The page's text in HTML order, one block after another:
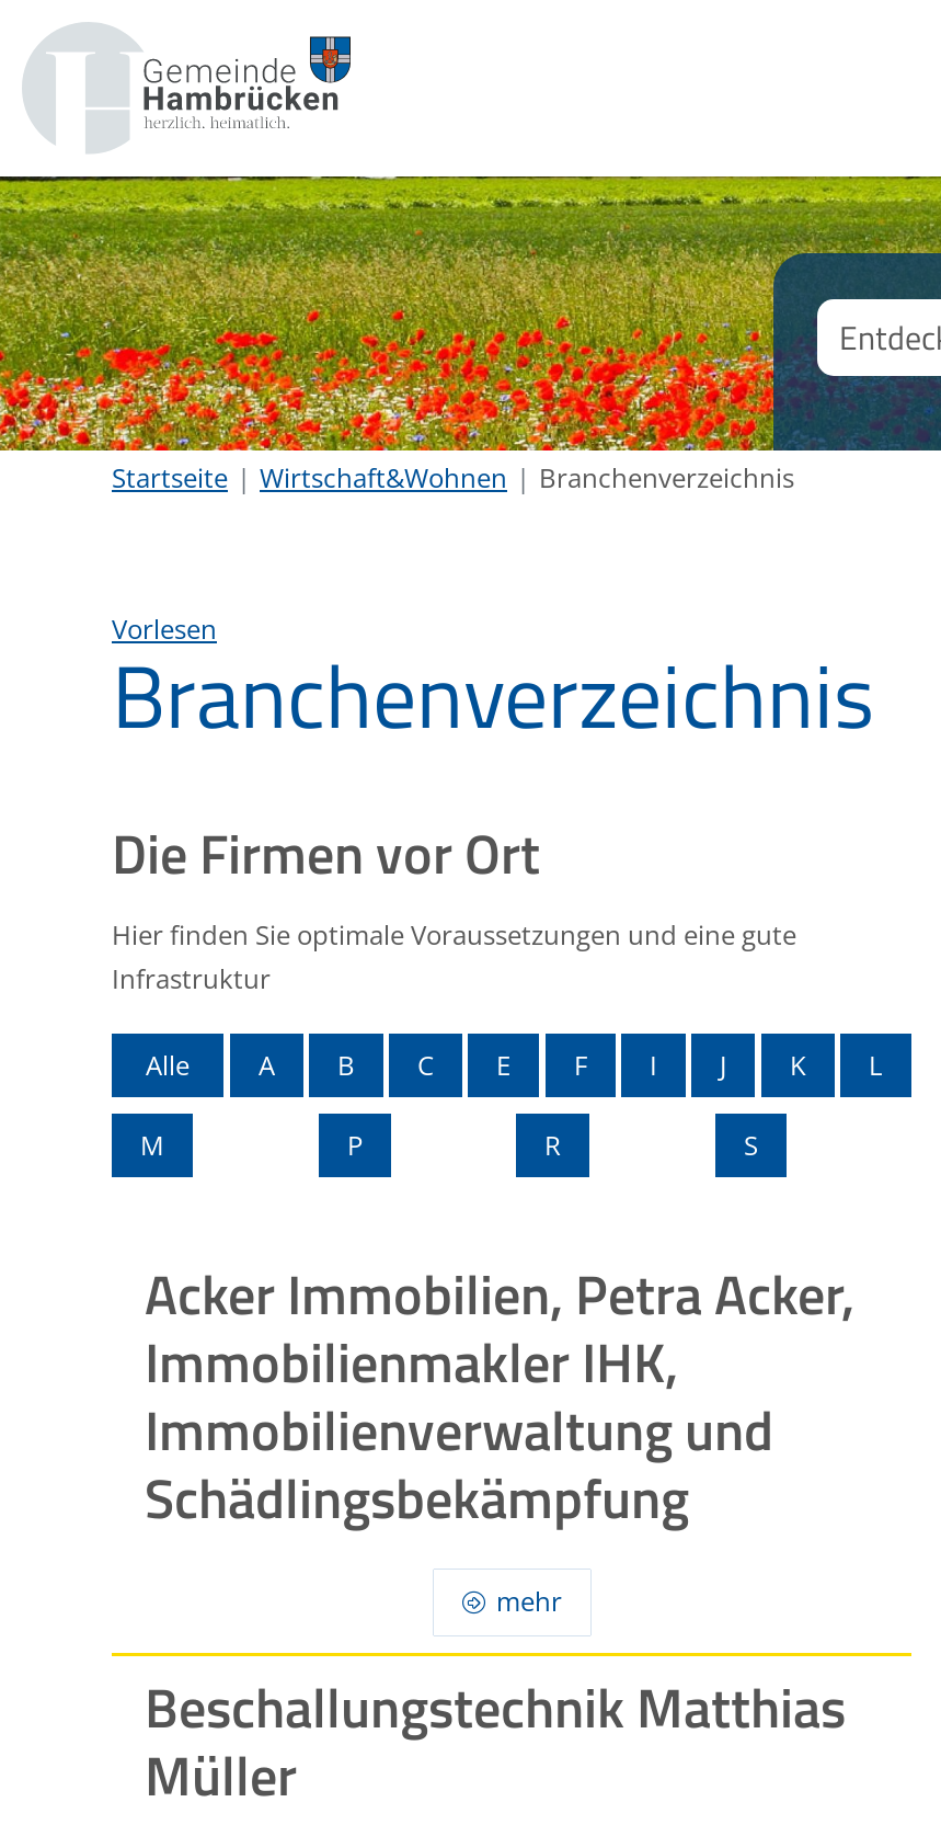
Startseite Wirtschaft&Wohnen Branchenverzeichnis
Vorlesen
Branchenverzeichnis
Die Firmen vor Ort
Hier finden Sie optimale Voraussetzungen und eine gute
Infrastruktur
Alle A B C E F I J K L
M P R S
Acker Immobilien, Petra Acker,
Immobilienmakler IHK,
Immobilienverwaltung und
Schädlingsbekämpfung
mehr
Beschallungstechnik Matthias
Müller